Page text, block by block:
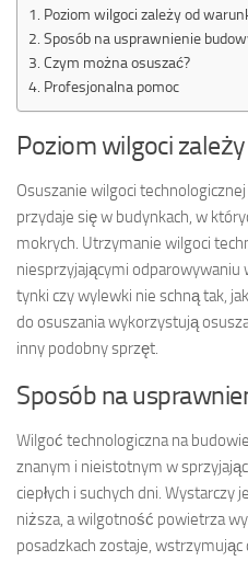
Poziom wilgoci zależy od
Sposób na usprawnienie
Czym można osuszać?
Profesjonalna pomoc
Poziom wilgoci
Osuszanie wilgoci
przydaje się w budynkach, w
mokrych. Utrzymanie wilgoci
niesprzyjającymi
tynki czy wylewki nie schną tak,
do osuszania wykorzystują
inny podobny sprzęt.
Sposób na
Wilgoć technologiczna na
znanym i nieistotnym w
ciepłych i suchych dni.
niższa, a wilgotność powietrza
posadzkach zostaje,